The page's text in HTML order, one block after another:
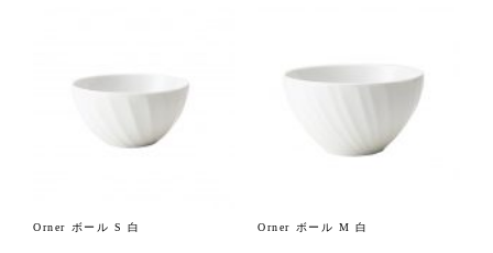
Orner ボール S 白 Orner ボール M 白